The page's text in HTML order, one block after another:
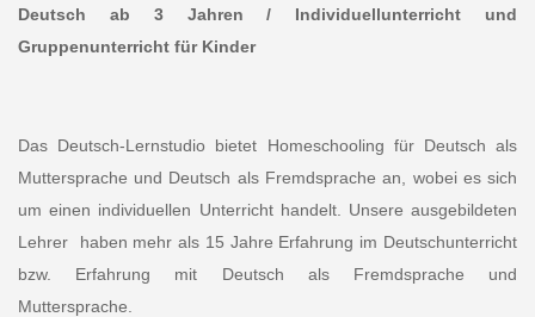
Deutsch ab 3 Jahren / Individuellunterricht und
Gruppenunterricht für Kinder
Das Deutsch-Lernstudio bietet Homeschooling für Deutsch als
Muttersprache und Deutsch als Fremdsprache an, wobei es sich
um einen individuellen Unterricht handelt. Unsere ausgebildeten
Lehrer haben mehr als 15 Jahre Erfahrung im Deutschunterricht
bzw. Erfahrung mit Deutsch als Fremdsprache und
Muttersprache.